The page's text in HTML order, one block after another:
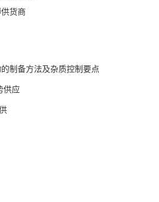
货商
制备方法及杂质控制要点
供应